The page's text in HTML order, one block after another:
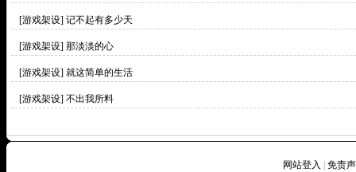
[游戏架设] 记不起有多少天
[游戏架设] 那淡淡的心
[游戏架设] 就这简单的生活
[游戏架设] 不出我所料
网站登入
免责